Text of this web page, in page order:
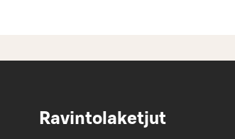
Ravintolaketjut